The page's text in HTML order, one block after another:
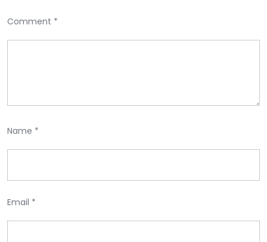
Comment *
Name *
Email *